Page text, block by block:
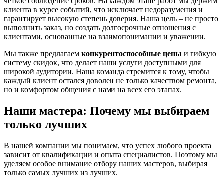
клиента в курсе событий, что исключает недоразумения и
гарантирует высокую степень доверия. Наша цель – не просто
выполнить заказ, но создать долгосрочные отношения с
клиентами, основанные на взаимопонимании и уважении.
Мы также предлагаем конкурентоспособные цены и гибкую
систему скидок, что делает наши услуги доступными для
широкой аудитории. Наша команда стремится к тому, чтобы
каждый клиент остался доволен не только качеством ремонта,
но и комфортом общения с нами на всех его этапах.
Наши мастера: Почему мы выбираем
только лучших
В нашей компании мы понимаем, что успех любого проекта
зависит от квалификации и опыта специалистов. Поэтому мы
уделяем особое внимание отбору наших мастеров, выбирая
только самых лучших из лучших.